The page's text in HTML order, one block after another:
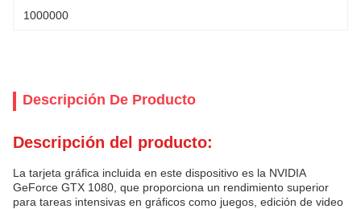
1000000
Descripción De Producto
Descripción del producto:
La tarjeta gráfica incluida en este dispositivo es la NVIDIA
GeForce GTX 1080, que proporciona un rendimiento superior
para tareas intensivas en gráficos como juegos, edición de video